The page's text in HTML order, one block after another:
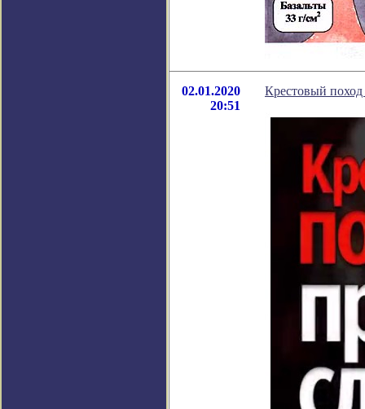
02.01.2020
20:51
Крестовый поход